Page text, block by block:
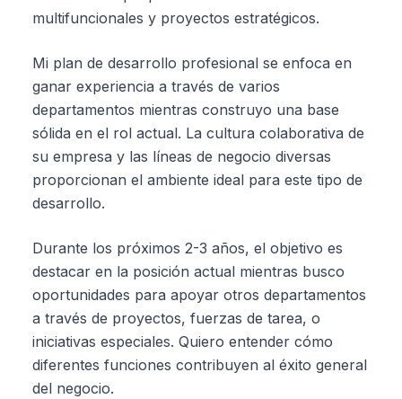
multifuncionales y proyectos estratégicos.
Mi plan de desarrollo profesional se enfoca en
ganar experiencia a través de varios
departamentos mientras construyo una base
sólida en el rol actual. La cultura colaborativa de
su empresa y las líneas de negocio diversas
proporcionan el ambiente ideal para este tipo de
desarrollo.
Durante los próximos 2-3 años, el objetivo es
destacar en la posición actual mientras busco
oportunidades para apoyar otros departamentos
a través de proyectos, fuerzas de tarea, o
iniciativas especiales. Quiero entender cómo
diferentes funciones contribuyen al éxito general
del negocio.